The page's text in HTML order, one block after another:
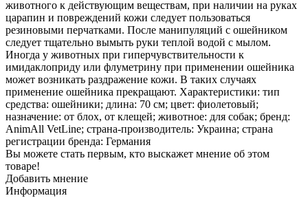
животного к действующим веществам, при наличии на руках
царапин и повреждений кожи следует пользоваться
резиновыми перчатками. После манипуляций с ошейником
следует тщательно вымыть руки теплой водой с мылом.
Иногда у животных при гиперчувствительности к
имидаклоприду или флуметрину при применении ошейника
может возникать раздражение кожи. В таких случаях
применение ошейника прекращают. Характеристики: тип
средства: ошейники; длина: 70 см; цвет: фиолетовый;
назначение: от блох, от клещей; животное: для собак; бренд:
AnimAll VetLine; страна-производитель: Украина; страна
регистрации бренда: Германия
Вы можете стать первым, кто выскажет мнение об этом
товаре!
Добавить мнение
Информация